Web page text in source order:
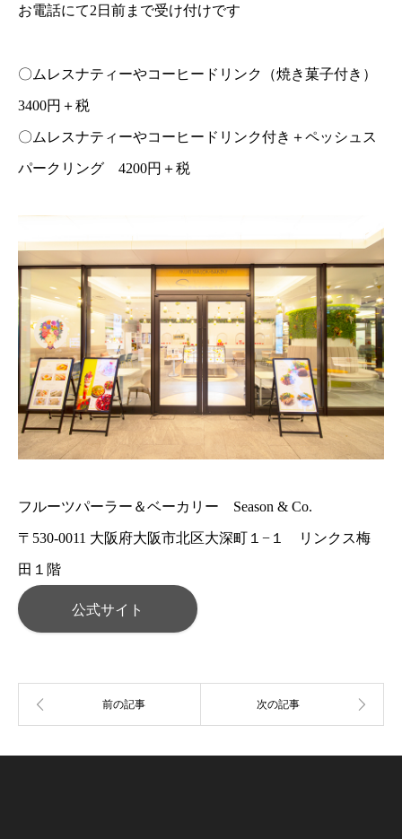
お電話にて2日前まで受け付けです
〇ムレスナティーやコーヒードリンク（焼き菓子付き）
3400円＋税
〇ムレスナティーやコーヒードリンク付き＋ペッシュス
パークリング 4200円＋税
フルーツパーラー＆ベーカリー Season & Co.
〒530-0011 大阪府大阪市北区大深町１−１ リンクス梅
田１階
公式サイト